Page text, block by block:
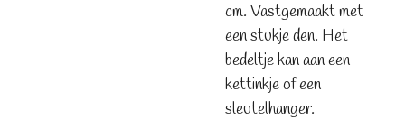
cm. Vastgemaakt met
een stukje den. Het
bedeltje kan aan een
kettinkje of een
sleutelhanger.